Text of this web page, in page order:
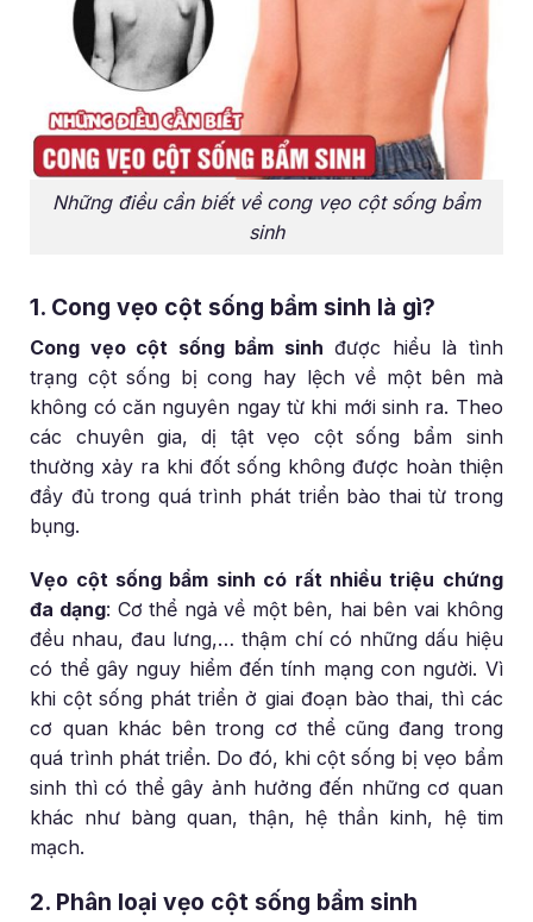
Những điều cần biết về cong vẹo cột sống bẩm
sinh
1. Cong vẹo cột sống bẩm sinh là gì?
Cong vẹo cột sống bẩm sinh được hiểu là tình
trạng cột sống bị cong hay lệch về một bên mà
không có căn nguyên ngay từ khi mới sinh ra. Theo
các chuyên gia, dị tật vẹo cột sống bẩm sinh
thường xảy ra khi đốt sống không được hoàn thiện
đầy đủ trong quá trình phát triển bào thai từ trong
bụng.
Vẹo cột sống bẩm sinh có rất nhiều triệu chứng
đa dạng: Cơ thể ngả về một bên, hai bên vai không
đều nhau, đau lưng,… thậm chí có những dấu hiệu
có thể gây nguy hiểm đến tính mạng con người. Vì
khi cột sống phát triển ở giai đoạn bào thai, thì các
cơ quan khác bên trong cơ thể cũng đang trong
quá trình phát triển. Do đó, khi cột sống bị vẹo bẩm
sinh thì có thể gây ảnh hưởng đến những cơ quan
khác như bàng quan, thận, hệ thần kinh, hệ tim
mạch.
2. Phân loại vẹo cột sống bẩm sinh